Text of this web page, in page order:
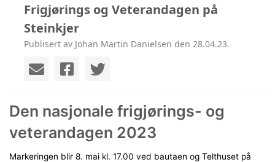
Frigjørings og Veterandagen på
Steinkjer
Publisert av Johan Martin Danielsen den 28.04.23.
Den nasjonale frigjørings- og
veterandagen 2023
Markeringen blir 8. mai kl. 17.00 ved bautaen og Telthuset på